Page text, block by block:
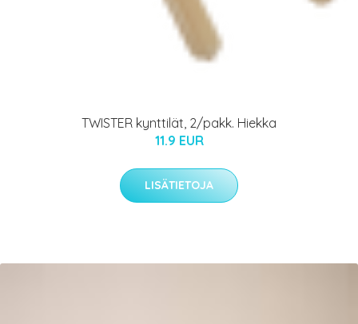
TWISTER kynttilät, 2/pakk. Hiekka
11.9 EUR
LISÄTIETOJA